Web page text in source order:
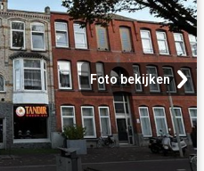
Foto bekijken